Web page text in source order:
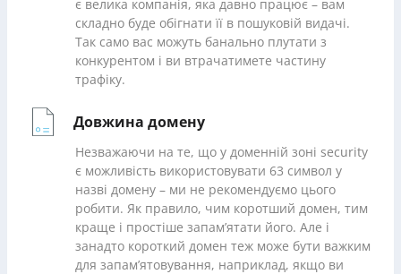
є велика компанія, яка давно працює – вам
складно буде обігнати її в пошуковій видачі.
Так само вас можуть банально плутати з
конкурентом і ви втрачатимете частину
трафіку.
Довжина домену
Незважаючи на те, що у доменній зоні security
є можливість використовувати 63 символ у
назві домену – ми не рекомендуємо цього
робити. Як правило, чим коротший домен, тим
краще і простіше запам’ятати його. Але і
занадто короткий домен теж може бути важким
для запам’ятовування, наприклад, якщо ви